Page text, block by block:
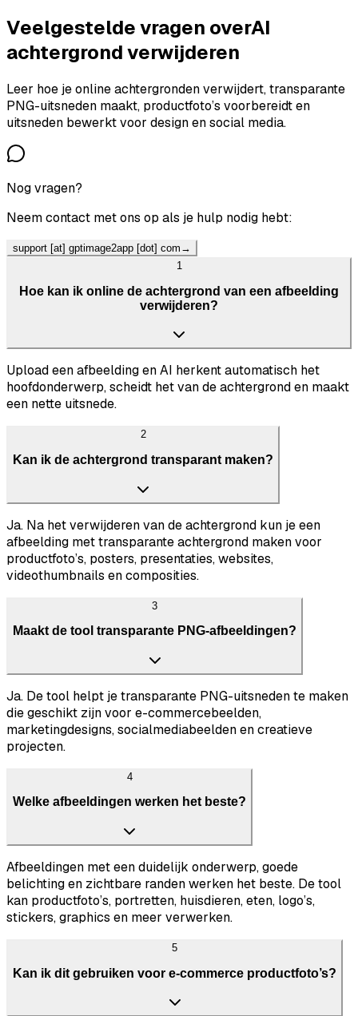
Veelgestelde vragen overAI
achtergrond verwijderen
Leer hoe je online achtergronden verwijdert, transparante
PNG-uitsneden maakt, productfoto’s voorbereidt en
uitsneden bewerkt voor design en social media.
Nog vragen?
Neem contact met ons op als je hulp nodig hebt:
support [at] gptimage2app [dot] com →
1
Hoe kan ik online de achtergrond van een afbeelding
verwijderen?
Upload een afbeelding en AI herkent automatisch het
hoofdonderwerp, scheidt het van de achtergrond en maakt
een nette uitsnede.
2
Kan ik de achtergrond transparant maken?
Ja. Na het verwijderen van de achtergrond kun je een
afbeelding met transparante achtergrond maken voor
productfoto’s, posters, presentaties, websites,
videothumbnails en composities.
3
Maakt de tool transparante PNG-afbeeldingen?
Ja. De tool helpt je transparante PNG-uitsneden te maken
die geschikt zijn voor e-commercebeelden,
marketingdesigns, socialmediabeelden en creatieve
projecten.
4
Welke afbeeldingen werken het beste?
Afbeeldingen met een duidelijk onderwerp, goede
belichting en zichtbare randen werken het beste. De tool
kan productfoto’s, portretten, huisdieren, eten, logo’s,
stickers, graphics en meer verwerken.
5
Kan ik dit gebruiken voor e-commerce productfoto’s?